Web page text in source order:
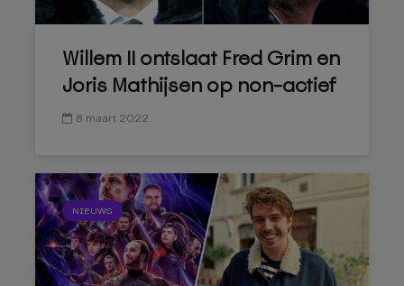
Willem II ontslaat Fred Grim en
Joris Mathijsen op non-actief
8 maart 2022
NIEUWS